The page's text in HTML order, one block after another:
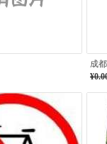
成